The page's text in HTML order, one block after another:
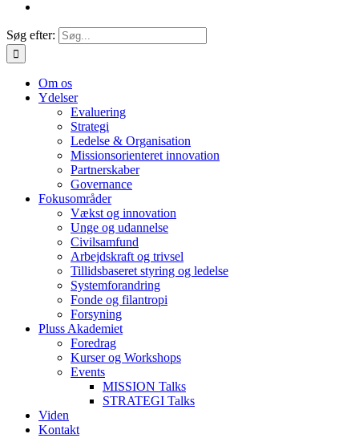
Søg efter:
Om os
Ydelser
Evaluering
Strategi
Ledelse & Organisation
Missionsorienteret innovation
Partnerskaber
Governance
Fokusområder
Vækst og innovation
Unge og udannelse
Civilsamfund
Arbejdskraft og trivsel
Tillidsbaseret styring og ledelse
Systemforandring
Fonde og filantropi
Forsyning
Pluss Akademiet
Foredrag
Kurser og Workshops
Events
MISSION Talks
STRATEGI Talks
Viden
Kontakt